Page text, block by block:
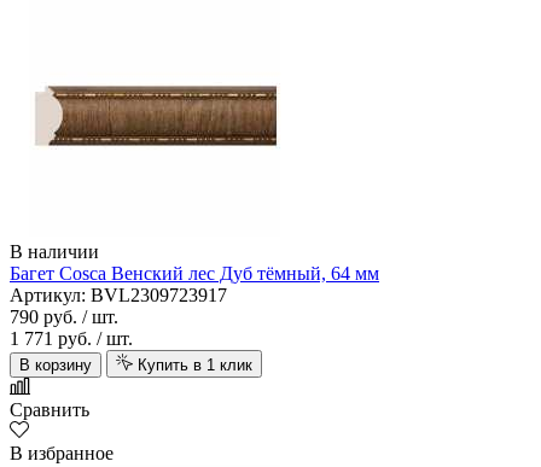
В наличии
Багет Cosca Венский лес Дуб тёмный, 64 мм
Артикул: BVL2309723917
790 руб. / шт.
1 771 руб. / шт.
В корзину Купить в 1 клик
Сравнить
В избранное